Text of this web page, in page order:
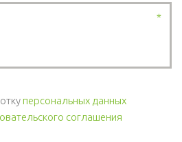
*
персональных данных
соглашения